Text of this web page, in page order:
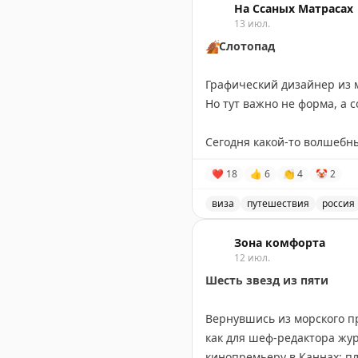
приличный отель
не
сентябре. Обсудили
🔹Выясняли, может ли
Крит и Албанскую
топливо, чтобы залить в
@tourdom
На Ссаных Матрасах
13 июл.
🍂Слотопад
Графический дизайнер
Но тут важно не форма, а
Сегодня какой-то
Испания — 17 июля,
Франция — 23 июля,
Великобритания — 14
Пошёл дальше разгребать
Вопросы, запросы, записи
Stay tuned!
Подписаться на Матрассы
❤ 18 👍 6 👏 4 🤡2
виза путешествия россия
Зона комфорта
12 июл.
Шесть звезд из пяти
Вернувшись из морского
как для шеф-редактора